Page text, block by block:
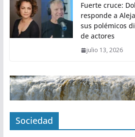
Fuerte cruce:
responde a
sus polémicos
de actores
julio 13, 2026
Sociedad